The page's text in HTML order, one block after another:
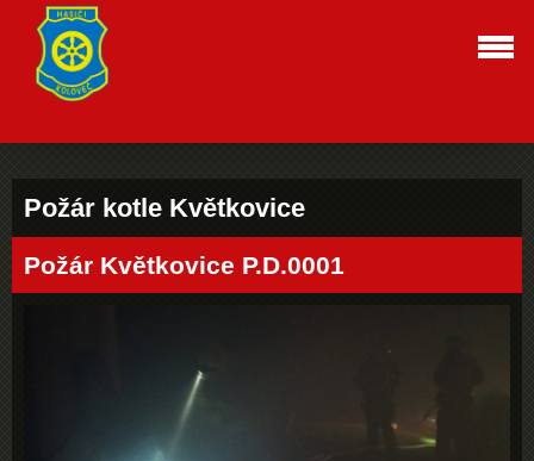
Požár kotle Květkovice
Požár Květkovice P.D.0001